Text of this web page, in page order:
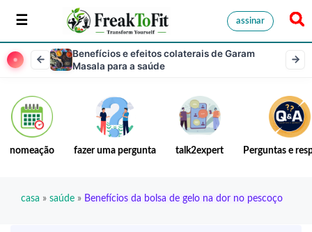
assinar
Benefícios e efeitos colaterais de Garam
Masala para a saúde
nomeação fazer uma pergunta talk2expert Perguntas e
casa » saúde » Benefícios da bolsa de gelo na dor no pescoço